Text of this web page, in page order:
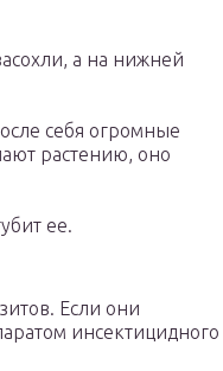
а на нижней
себя огромные
растению, оно
ее.
Если они
инсектицидного